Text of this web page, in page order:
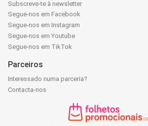
Subscreve-te à newsletter
Segue-nos em Facebook
Segue-nos em Instagram
Segue-nos em Youtube
Segue-nos em TikTok
Parceiros
Interessado numa parceria?
Contacta-nos